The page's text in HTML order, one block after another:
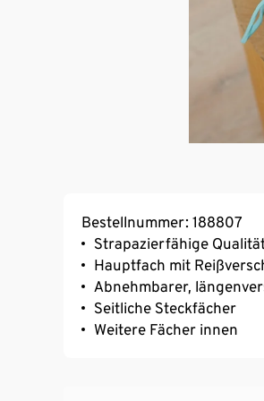
Bestellnummer: 188807
Strapazierfähige
Hauptfach mit
Abnehmbarer,
Seitliche Steckfächer
Weitere Fächer innen